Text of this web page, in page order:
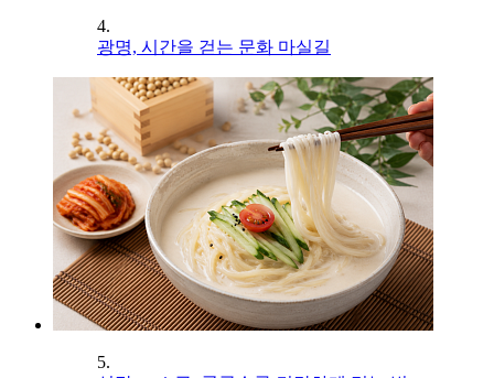
4.
광명, 시간을 걷는 문화 마실길
5.